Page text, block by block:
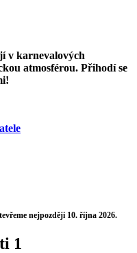
v karnevalových
atmosférou. Přihodí se
nejpozději 10. října 2026.
1